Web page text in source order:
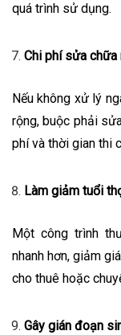
quá trình sử dụng.
Chi phí sửa chữa
Nếu không xử lý
rộng, buộc phải
phí và thời gian thi
Làm giảm tuổi
Một công trình
nhanh hơn, giảm
cho thuê hoặc
Gây gián đoạn